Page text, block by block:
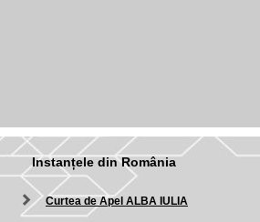
Instanțele din România
Curtea de Apel ALBA IULIA